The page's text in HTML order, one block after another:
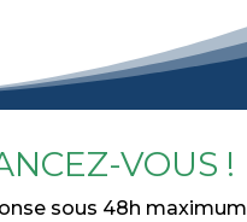
VOUS !
sous 48h maximum